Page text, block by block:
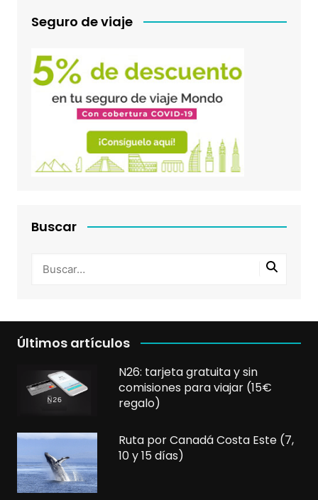
Seguro de viaje
Buscar
Últimos artículos
N26: tarjeta gratuita y sin
comisiones para viajar (15€
regalo)
Ruta por Canadá Costa Este (7,
10 y 15 días)